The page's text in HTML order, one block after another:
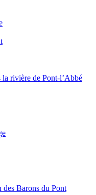
la rivière de Pont-l’Abbé
des Barons du Pont